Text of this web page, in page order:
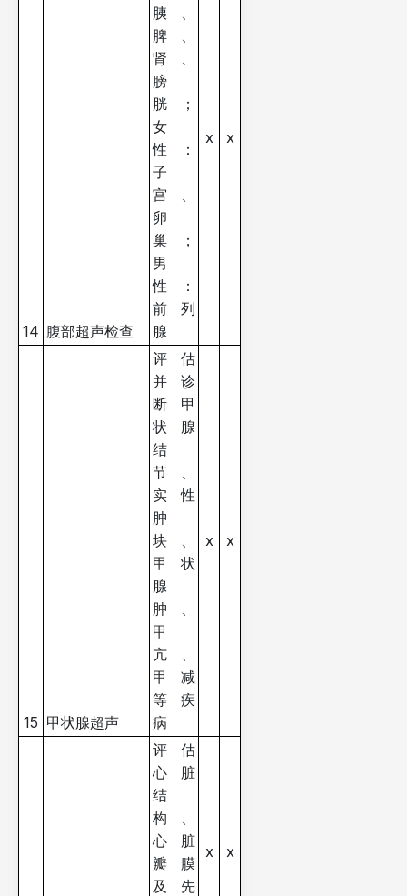
14 腹部超声检查
胰、
脾、
肾、
膀
胱；
女
性：
子
宫、
卵
巢；
男
性：
前列
腺
x x
15 甲状腺超声
评估
并诊
断甲
状腺
结
节、
实性
肿
块、
甲状
腺
肿、
甲
亢、
甲减
等疾
病
x x
评估
心脏
结
构、
心脏
瓣膜
及先
x x